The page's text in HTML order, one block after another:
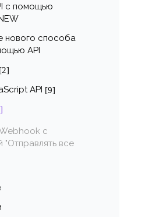
с помощью
нового способа
API
[2]
API [9]
с
"Отправлять все